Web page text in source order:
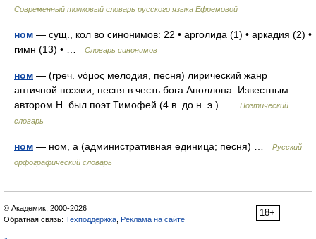
Современный толковый словарь русского языка Ефремовой
ном — сущ., кол во синонимов: 22 • арголида (1) • аркадия (2) •
гимн (13) • …
Словарь синонимов
ном — (греч. νόμος мелодия, песня) лирический жанр
античной поэзии, песня в честь бога Аполлона. Известным
автором Н. был поэт Тимофей (4 в. до н. э.) …
Поэтический
словарь
ном — ном, а (административная единица; песня) …
Русский
орфографический словарь
18+
© Академик, 2000-2026
Обратная связь: Техподдержка Реклама на сайте